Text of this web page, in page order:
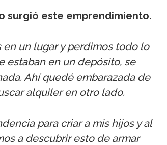
surgió este emprendimiento.
en un lugar y perdimos todo lo
estaban en un depósito, se
Ahí quedé embarazada de
alquiler en otro lado.
para criar a mis hijos y al
a descubrir esto de armar